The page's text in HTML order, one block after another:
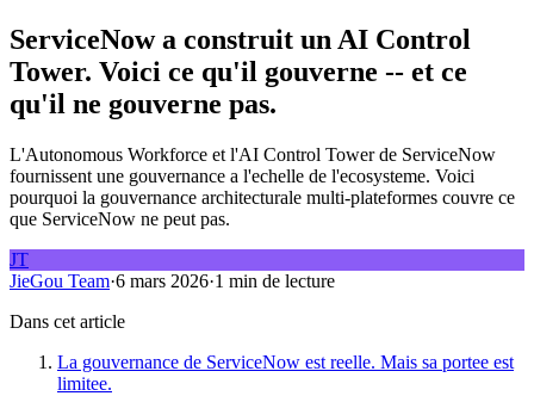
ServiceNow a construit un AI Control
Tower. Voici ce qu'il gouverne -- et ce
qu'il ne gouverne pas.
L'Autonomous Workforce et l'AI Control Tower de ServiceNow
fournissent une gouvernance a l'echelle de l'ecosysteme. Voici
pourquoi la gouvernance architecturale multi-plateformes couvre ce
que ServiceNow ne peut pas.
JT
JieGou Team·6 mars 2026·1 min de lecture
Dans cet article
La gouvernance de ServiceNow est reelle. Mais sa portee est
limitee.